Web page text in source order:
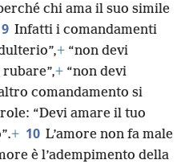
chi ama il suo simile
9 Infatti i comandamenti
+ “non devi
rubare”,+ “non devi
comandamento si
“Devi amare il tuo
+ 10 L’amore non fa male
è l’adempimento della